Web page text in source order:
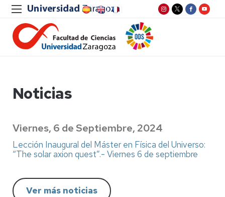
Noticias
Viernes, 6 de Septiembre, 2024
Lección Inaugural del Máster en Física del Universo:
“The solar axion quest”.- Viernes 6 de septiembre
Ver más noticias